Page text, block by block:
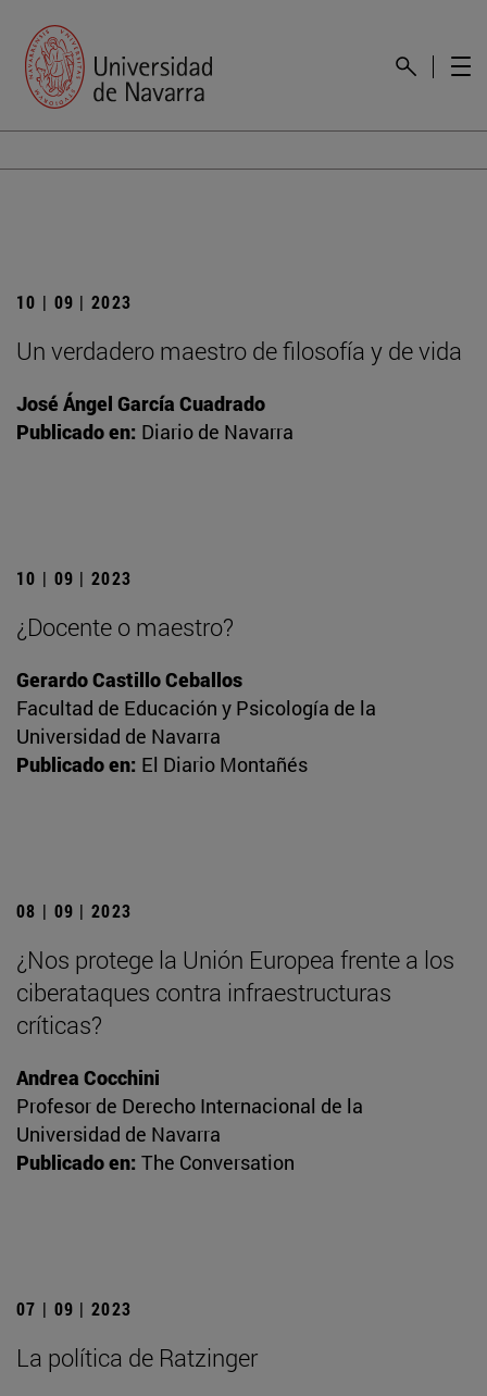
10 | 09 | 2023
Un verdadero maestro de filosofía y de vida
José Ángel García Cuadrado
Publicado en: Diario de Navarra
10 | 09 | 2023
¿Docente o maestro?
Gerardo Castillo Ceballos
Facultad de Educación y Psicología de la
Universidad de Navarra
Publicado en: El Diario Montañés
08 | 09 | 2023
¿Nos protege la Unión Europea frente a los
ciberataques contra infraestructuras
críticas?
Andrea Cocchini
Profesor de Derecho Internacional de la
Universidad de Navarra
Publicado en: The Conversation
07 | 09 | 2023
La política de Ratzinger